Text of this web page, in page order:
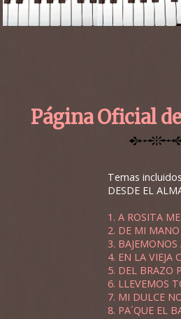
Página Oficial
Temas
DESDE EL
1. A ROSITA
2. DE MI MANO
3. BAJEMONOS
4. EN LA VIEJA
5. DEL BRAZO
6. LLEVEMOS
7. MI DULCE
8. PA´QUE EL